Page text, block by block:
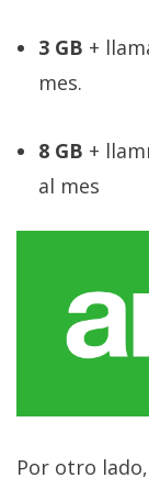
derechos
3 GB +
mes.
8 GB +
al mes
Por otro